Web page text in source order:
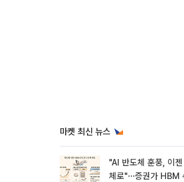
마켓 최신 뉴스
"AI 반도체 훈풍, 이젠
체로"⋯증권가 HBM